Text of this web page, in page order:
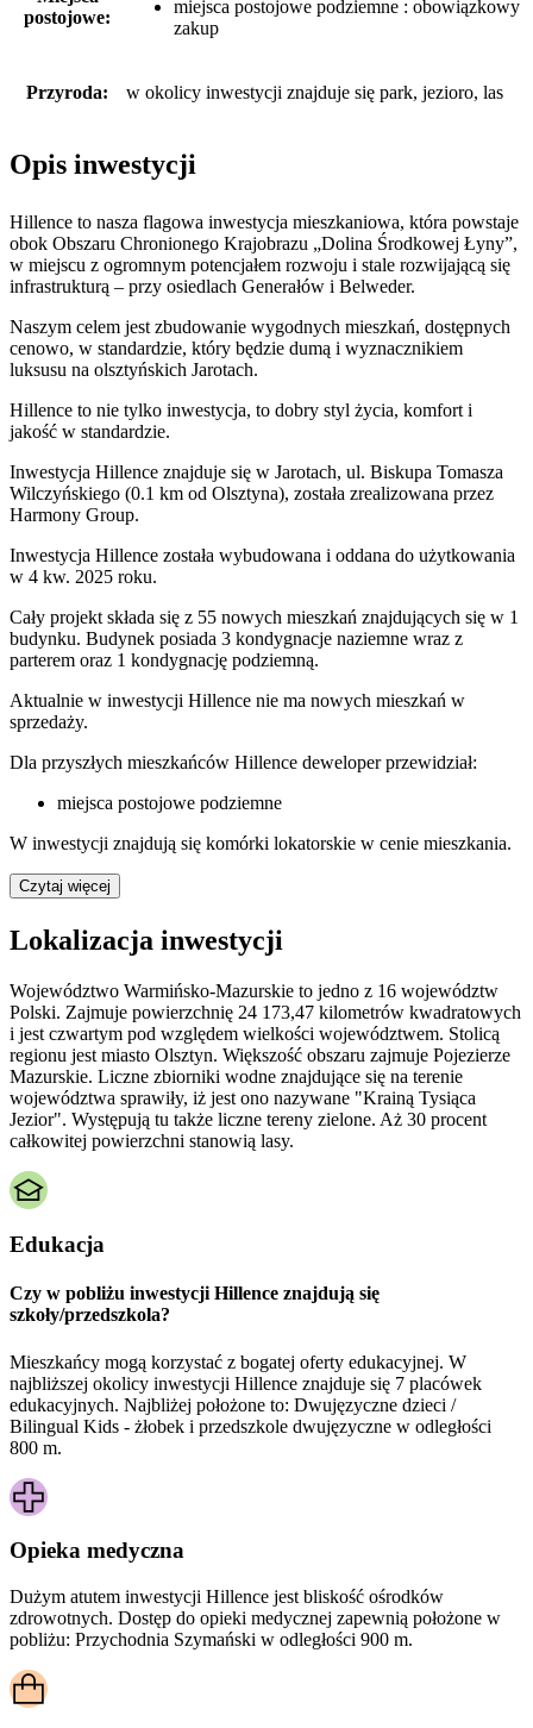
postojowe:
miejsca postojowe podziemne : obowiązkowy
zakup
Przyroda: w okolicy inwestycji znajduje się park, jezioro, las
Opis inwestycji
Hillence to nasza flagowa inwestycja mieszkaniowa, która powstaje
obok Obszaru Chronionego Krajobrazu „Dolina Środkowej Łyny”,
w miejscu z ogromnym potencjałem rozwoju i stale rozwijającą się
infrastrukturą – przy osiedlach Generałów i Belweder.
Naszym celem jest zbudowanie wygodnych mieszkań, dostępnych
cenowo, w standardzie, który będzie dumą i wyznacznikiem
luksusu na olsztyńskich Jarotach.
Hillence to nie tylko inwestycja, to dobry styl życia, komfort i
jakość w standardzie.
Inwestycja Hillence znajduje się w Jarotach, ul. Biskupa Tomasza
Wilczyńskiego (0.1 km od Olsztyna), została zrealizowana przez
Harmony Group.
Inwestycja Hillence została wybudowana i oddana do użytkowania
w 4 kw. 2025 roku.
Cały projekt składa się z 55 nowych mieszkań znajdujących się w 1
budynku. Budynek posiada 3 kondygnacje naziemne wraz z
parterem oraz 1 kondygnację podziemną.
Aktualnie w inwestycji Hillence nie ma nowych mieszkań w
sprzedaży.
Dla przyszłych mieszkańców Hillence deweloper przewidział:
miejsca postojowe podziemne
W inwestycji znajdują się komórki lokatorskie w cenie mieszkania.
Czytaj więcej
Lokalizacja inwestycji
Województwo Warmińsko-Mazurskie to jedno z 16 województw
Polski. Zajmuje powierzchnię 24 173,47 kilometrów kwadratowych
i jest czwartym pod względem wielkości województwem. Stolicą
regionu jest miasto Olsztyn. Większość obszaru zajmuje Pojezierze
Mazurskie. Liczne zbiorniki wodne znajdujące się na terenie
województwa sprawiły, iż jest ono nazywane "Krainą Tysiąca
Jezior". Występują tu także liczne tereny zielone. Aż 30 procent
całkowitej powierzchni stanowią lasy.
Edukacja
Czy w pobliżu inwestycji Hillence znajdują się
szkoły/przedszkola?
Mieszkańcy mogą korzystać z bogatej oferty edukacyjnej. W
najbliższej okolicy inwestycji Hillence znajduje się 7 placówek
edukacyjnych. Najbliżej położone to: Dwujęzyczne dzieci /
Bilingual Kids - żłobek i przedszkole dwujęzyczne w odległości
800 m.
Opieka medyczna
Dużym atutem inwestycji Hillence jest bliskość ośrodków
zdrowotnych. Dostęp do opieki medycznej zapewnią położone w
pobliżu: Przychodnia Szymański w odległości 900 m.